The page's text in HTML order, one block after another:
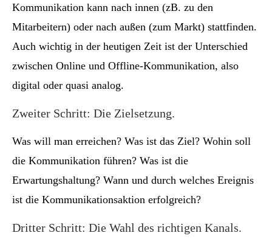
Kommunikation kann nach innen (zB. zu den
Mitarbeitern) oder nach außen (zum Markt) stattfinden.
Auch wichtig in der heutigen Zeit ist der Unterschied
zwischen Online und Offline-Kommunikation, also
digital oder quasi analog.
Zweiter Schritt: Die Zielsetzung.
Was will man erreichen? Was ist das Ziel? Wohin soll
die Kommunikation führen? Was ist die
Erwartungshaltung? Wann und durch welches Ereignis
ist die Kommunikationsaktion erfolgreich?
Dritter Schritt: Die Wahl des richtigen Kanals.